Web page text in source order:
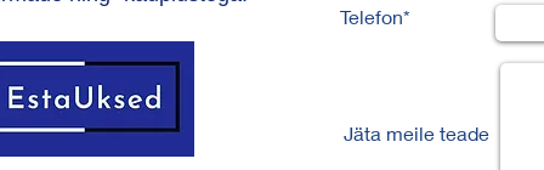
Telefon*
Jäta meile teade